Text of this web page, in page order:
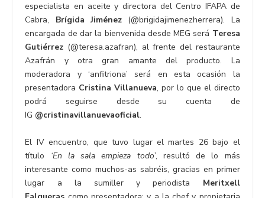
especialista en aceite y directora del Centro IFAPA de
Cabra, Brígida Jiménez (@brigidajimenezherrera). La
encargada de dar la bienvenida desde MEG será Teresa
Gutiérrez (@teresa.azafran), al frente del restaurante
Azafrán y otra gran amante del producto. La
moderadora y ‘anfitriona’ será en esta ocasión la
presentadora Cristina Villanueva, por lo que el directo
podrá seguirse desde su cuenta de
IG @cristinavillanuevaoficial.
El IV encuentro, que tuvo lugar el martes 26 bajo el
título ‘En la sala empieza todo’, resultó de lo más
interesante como muchos-as sabréis, gracias en primer
lugar a la sumiller y periodista Meritxell